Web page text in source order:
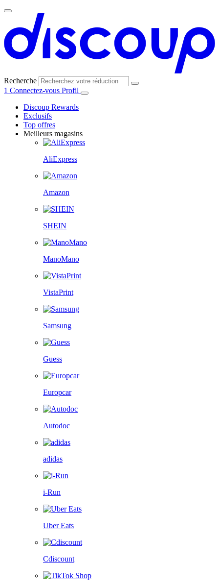
Recherche
1 Connectez-vous Profil
Discoup Rewards
Exclusifs
Top offres
Meilleurs magasins
AliExpress
Amazon
SHEIN
ManoMano
VistaPrint
Samsung
Guess
Europcar
Autodoc
adidas
i-Run
Uber Eats
Cdiscount